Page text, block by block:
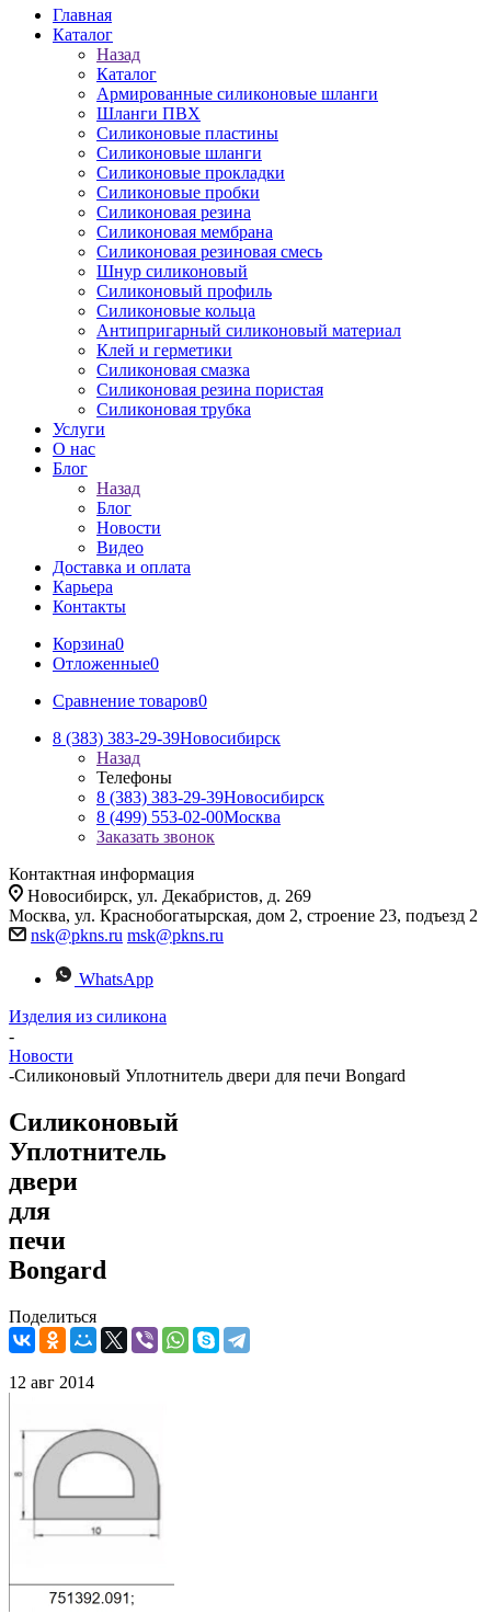
Главная
Каталог
Назад
Каталог
Армированные силиконовые шланги
Шланги ПВХ
Силиконовые пластины
Силиконовые шланги
Силиконовые прокладки
Силиконовые пробки
Силиконовая резина
Силиконовая мембрана
Силиконовая резиновая смесь
Шнур силиконовый
Силиконовый профиль
Силиконовые кольца
Антипригарный силиконовый материал
Клей и герметики
Силиконовая смазка
Силиконовая резина пористая
Силиконовая трубка
Услуги
О нас
Блог
Назад
Блог
Новости
Видео
Доставка и оплата
Карьера
Контакты
Корзина0
Отложенные0
Сравнение товаров0
8 (383) 383-29-39Новосибирск
Назад
Телефоны
8 (383) 383-29-39Новосибирск
8 (499) 553-02-00Москва
Заказать звонок
Контактная информация
Новосибирск, ул. Декабристов, д. 269
Москва, ул. Краснобогатырская, дом 2, строение 23, подъезд 2
nsk@pkns.ru msk@pkns.ru
WhatsApp
Изделия из силикона
-
Новости
-Силиконовый Уплотнитель двери для печи Bongard
Силиконовый
Уплотнитель
двери
для
печи
Bongard
Поделиться
12 авг 2014